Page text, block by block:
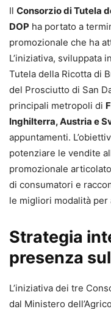
Il Consorzio di Tutela
DOP ha portato a
promozionale che ha
L’iniziativa, sviluppata
Tutela della Ricotta di
del Prosciutto di San
principali metropoli di
Inghilterra, Austria e
appuntamenti.
potenziare le vendite
promozionale
di consumatori e
le migliori modalità per
Strategia
presenza
L’iniziativa dei tre
dal Ministero